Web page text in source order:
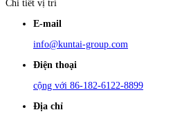
Chi tiết vị trí
E-mail
info@kuntai-group.com
Điện thoại
cộng với 86-182-6122-8899
Địa chỉ